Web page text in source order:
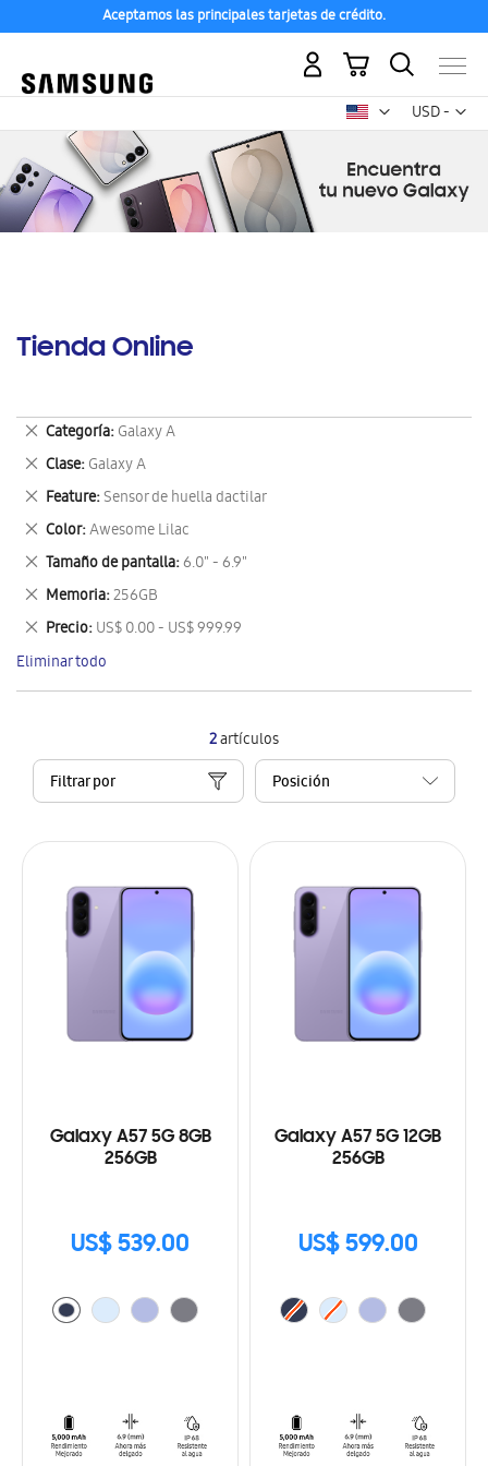
Aceptamos las principales tarjetas de crédito.
USD -
dólar
Mi carrito
Tienda Online
2artículos
Filtrar por
Galaxy A57 5G 8GB
256GB
US$ 539.00
Galaxy A57 5G 12GB
256GB
US$ 599.00
Categoría Galaxy A
Eliminar
este
artículo
Clase Galaxy A
Eliminar
este
artículo
Feature Sensor de huella dactilar
Eliminar
este
artículo
Color Awesome Lilac
Eliminar
este
artículo
Tamaño de pantalla 6.0" - 6.9"
Eliminar
este
artículo
Memoria 256GB
Eliminar
este
artículo
Precio US$ 0.00 - US$ 999.99
Eliminar
este
artículo
Eliminar todo